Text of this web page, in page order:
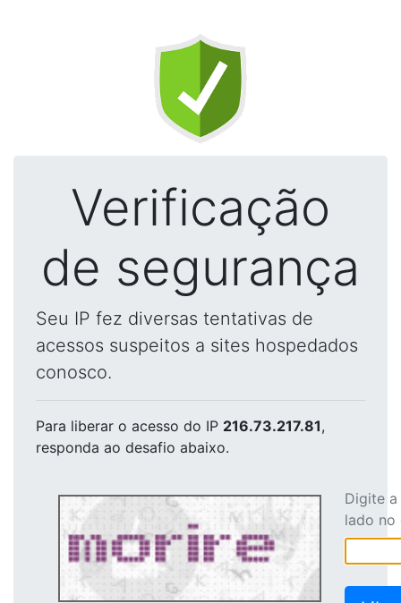
Verificação
de segurança
Seu IP fez diversas tentativas de
acessos suspeitos a sites hospedados
conosco.
Para liberar o acesso do IP 216.73.217.81,
responda ao desafio abaixo.
Digite
lado no